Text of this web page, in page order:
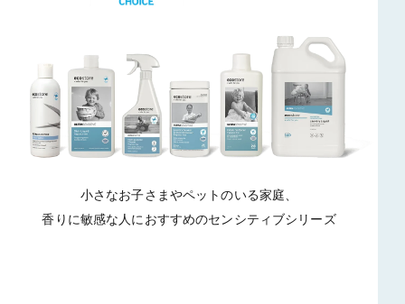
小さなお子さまやペットのいる家庭、
香りに敏感な人におすすめのセンシティブシリーズ